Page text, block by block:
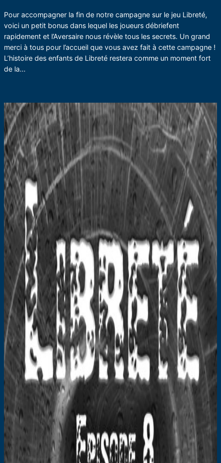
Pour accompagner la fin de notre campagne sur le jeu Libreté,
voici un petit bonus dans lequel les joueurs débriefent
rapidement et l’Aversaire nous révèle tous les secrets. Un grand
merci à tous pour l’accueil que vous avez fait à cette campagne !
L’histoire des enfants de Libreté restera comme un moment fort
de la…